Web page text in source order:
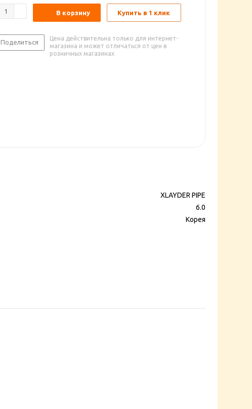
В корзину Купить в 1 клик
Поделиться
Цена действительна только для интернет-
магазина и может отличаться от цен в
розничных магазинах
XLAYDER PIPE
6.0
Корея